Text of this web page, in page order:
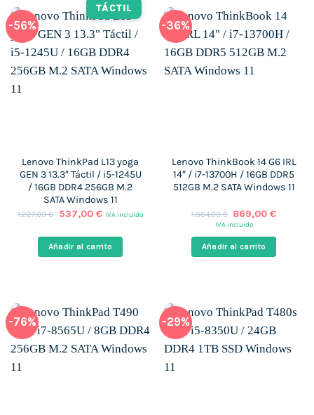
-56%
TÁCTIL
Lenovo ThinkPad L13 yoga
GEN 3 13.3″ Táctil / i5-1245U
/ 16GB DDR4 256GB M.2
SATA Windows 11
1.227,00€
El
era:
1.227,00 €.
537,00 €El
es:
537,00 €.
IVA incluido
Añadir al carrito
-36%
Lenovo ThinkBook 14 G6 IRL
14″ / i7-13700H / 16GB DDR5
512GB M.2 SATA Windows 11
1.364,00€ El
precio
era:
1.364,00 €.
869,00€El
es:
869,00
IVA incluido
Añadir al carrito
-76% -29%